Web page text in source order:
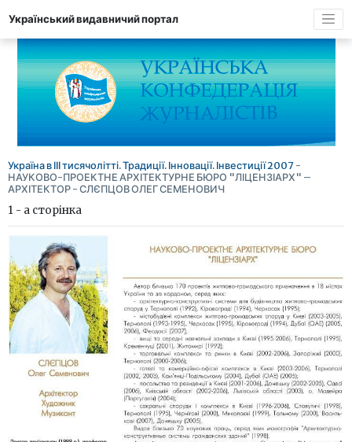
Український видавничий портал
Україна в ІІІ тисячолітті. Традиції. Інновації. Інвестиції 2007-
НАУКОВО-ПРОЕКТНЕ АРХІТЕКТУРНЕ БЮРО "ЛІЦЕНЗІАРХ" –
АРХІТЕКТОР - СЛЄПЦОВ ОЛЕГ СЕМЕНОВИЧ
1 - а сторінка